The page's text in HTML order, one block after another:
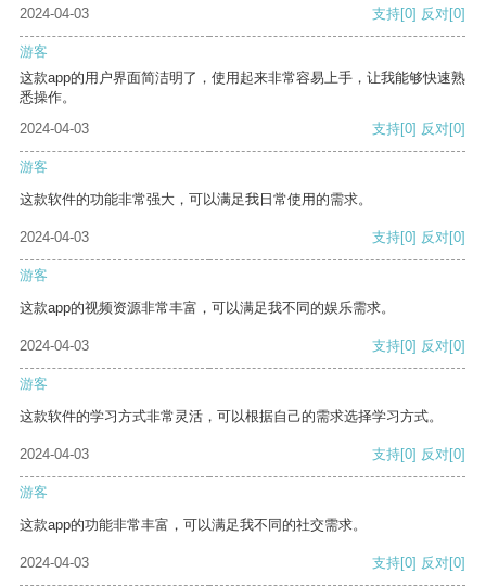
2024-04-03 支持[0] 反对[0]
游客
这款app的用户界面简洁明了，使用起来非常容易上手，让我能够快速熟
悉操作。
2024-04-03
支持[0] 反对[0]
游客
这款软件的功能非常强大，可以满足我日常使用的需求。
2024-04-03 支持[0] 反对[0]
游客
这款app的视频资源非常丰富，可以满足我不同的娱乐需求。
2024-04-03 支持[0] 反对[0]
游客
这款软件的学习方式非常灵活，可以根据自己的需求选择学习方式。
2024-04-03 支持[0] 反对[0]
游客
这款app的功能非常丰富，可以满足我不同的社交需求。
2024-04-03 支持[0] 反对[0]